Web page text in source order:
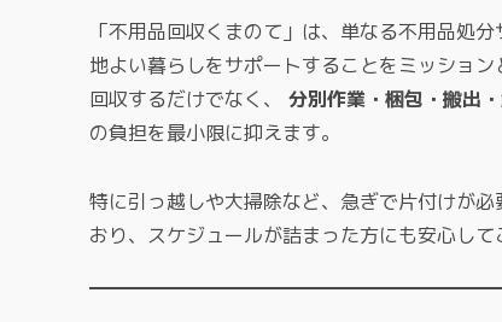
「不用品回収くまのて」は、単なる不用品処
地よい暮らしをサポートすることをミッショ
回収するだけでなく、 分別作業・梱包・搬出
の負担を最小限に抑えます。
特に引っ越しや大掃除など、急ぎで片付けが必
おり、スケジュールが詰まった方にも安心して